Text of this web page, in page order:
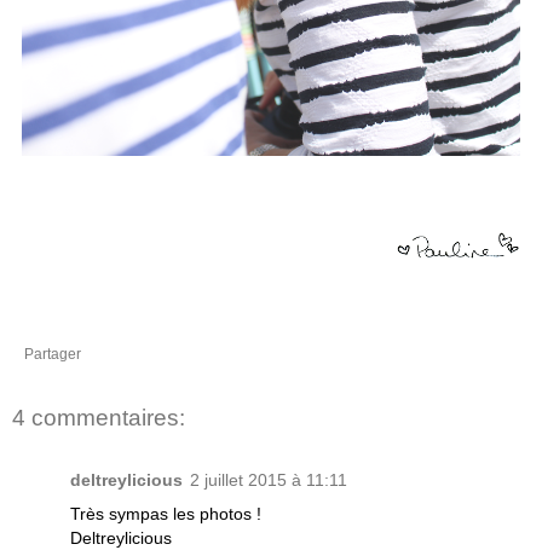
Partager
4 commentaires:
deltreylicious 2 juillet 2015 à 11:11
Très sympas les photos !
Deltreylicious